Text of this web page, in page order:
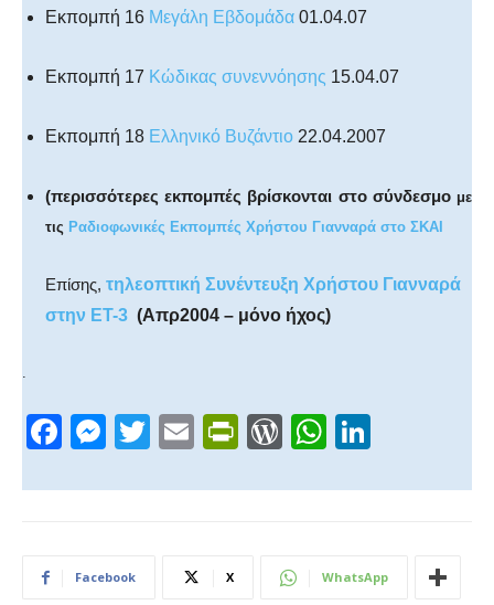
Εκπομπή 16 Μεγάλη Εβδομάδα 01.04.07
Εκπομπή 17 Κώδικας συνεννόησης 15.04.07
Εκπομπή 18 Ελληνικό Βυζάντιο 22.04.2007
(περισσότερες εκπομπές βρίσκονται στο σύνδεσμο με
τις Ραδιοφωνικές Εκπομπές Χρήστου Γιανναρά στο ΣΚΑΙ
Επίσης, τηλεοπτική Συνέντευξη Χρήστου Γιανναρά
στην ΕΤ-3 (Απρ2004 – μόνο ήχος)
.
F
c
b
M
ss
n
T
tt
E
ail
Pr
tF
W
d
e
W
at
A
k
dI
Facebook X WhatsApp